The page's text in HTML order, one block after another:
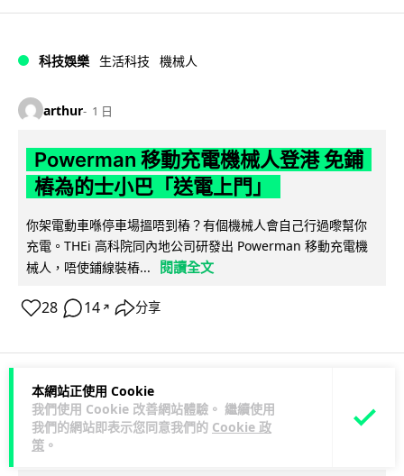
本網站正使用 Cookie
我們使用 Cookie 改善網站體驗。 繼續使用
我們的網站即表示您同意我們的 Cookie 政
策 。
科技娛樂 生活科技 機械人
arthur 1 日
Powerman 移動充電機械人登港 免鋪
樁為的士小巴「送電上門」
你架電動車喺停車場搵唔到樁？有個機械人會自己行過嚟幫你
充電。THEi 高科院同內地公司研發出 Powerman 移動充電機
械人，唔使鋪線裝樁...
閱讀全文
28 14 ↗ 分享
商業科技 資訊保安
Lawton